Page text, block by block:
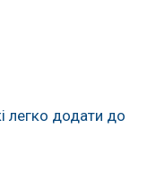
легко додати до